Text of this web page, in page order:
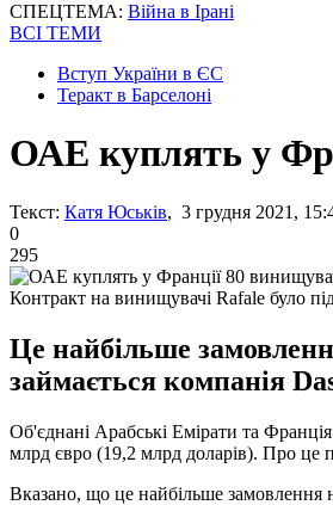
СПЕЦТЕМА: Війна в Ірані
ВСІ ТЕМИ
Вступ України в ЄС
Теракт в Барселоні
ОАЕ куплять у
Текст: Катя Юськів, 3 грудня 2021,
0
295
Контракт на винищувачі Rafale було
Це найбільше
займається компанія
Об'єднані Арабські Емірати та
млрд євро (19,2 млрд доларів). Про це
Вказано, що це найбільше замовлення